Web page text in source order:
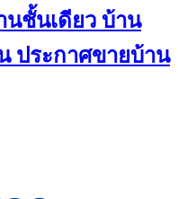
นชั้นเดียว บ้าน
ประกาศขายบ้าน